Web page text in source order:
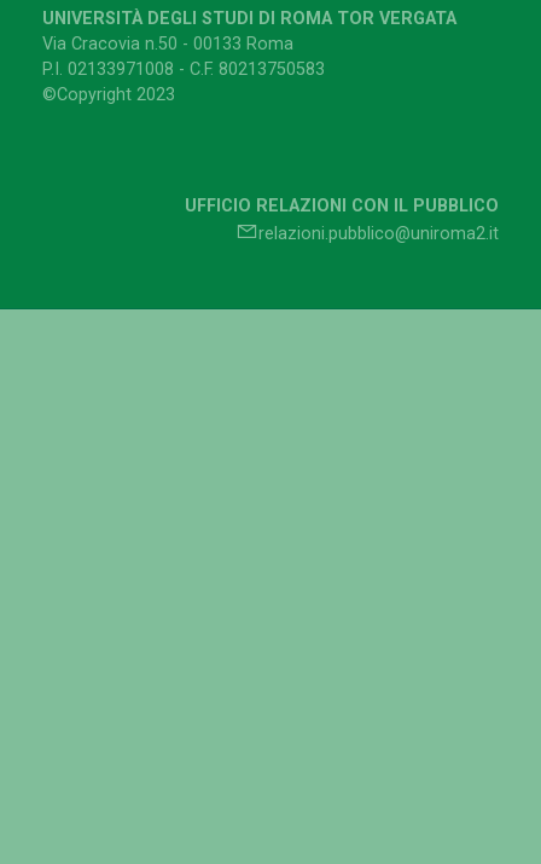
UNIVERSITÀ DEGLI STUDI DI ROMA TOR VERGATA
Via Cracovia n.50 - 00133 Roma
P.I. 02133971008 - C.F. 80213750583
©Copyright 2023
UFFICIO RELAZIONI CON IL PUBBLICO
relazioni.pubblico@uniroma2.it